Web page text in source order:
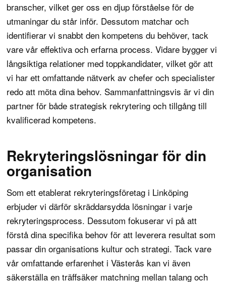
branscher, vilket ger oss en djup förståelse för de
utmaningar du står inför. Dessutom matchar och
identifierar vi snabbt den kompetens du behöver, tack
vare vår effektiva och erfarna process. Vidare bygger vi
långsiktiga relationer med toppkandidater, vilket gör att
vi har ett omfattande nätverk av chefer och specialister
redo att möta dina behov. Sammanfattningsvis är vi din
partner för både strategisk rekrytering och tillgång till
kvalificerad kompetens.
Rekryteringslösningar för din
organisation
Som ett etablerat rekryteringsföretag i Linköping
erbjuder vi därför skräddarsydda lösningar i varje
rekryteringsprocess. Dessutom fokuserar vi på att
förstå dina specifika behov för att leverera resultat som
passar din organisations kultur och strategi. Tack vare
vår omfattande erfarenhet i Västerås kan vi även
säkerställa en träffsäker matchning mellan talang och